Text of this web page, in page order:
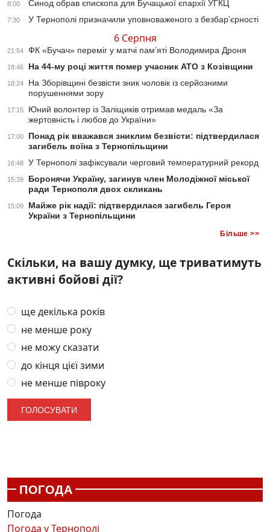
8:00 Синод обрав єпископа для Бучацької єпархії УГКЦ
7:30 У Тернополі призначили уповноваженого з безбар’єрності
6 Серпня
21:54 ФК «Бучач» переміг у матчі пам’яті Володимира Дроня
18:46 На 44-му році життя помер учасник АТО з Козівщини
18:24
На Зборівщині безвісти зник чоловік із серйозними
порушеннями зору
17:15
Юний волонтер із Заліщиків отримав медаль «За
жертовність і любов до України»
17:00
Понад рік вважався зниклим безвісти: підтвердилася
загибель воїна з Тернопільщини
16:48 У Тернополі зафіксували черговий температурний рекорд
15:39
Боронячи Україну, загинув член Молодіжної міської
ради Тернополя двох скликань
15:09
Майже рік надії: підтвердилася загибель Героя
України з Тернопільщини
Більше >>
Скільки, на вашу думку, ще триватимуть
активні бойові дії?
ще декілька років
не менше року
не можу сказати
до кінця цієї зими
не менше півроку
ПОГОДА
Погода
Погода уТернополі